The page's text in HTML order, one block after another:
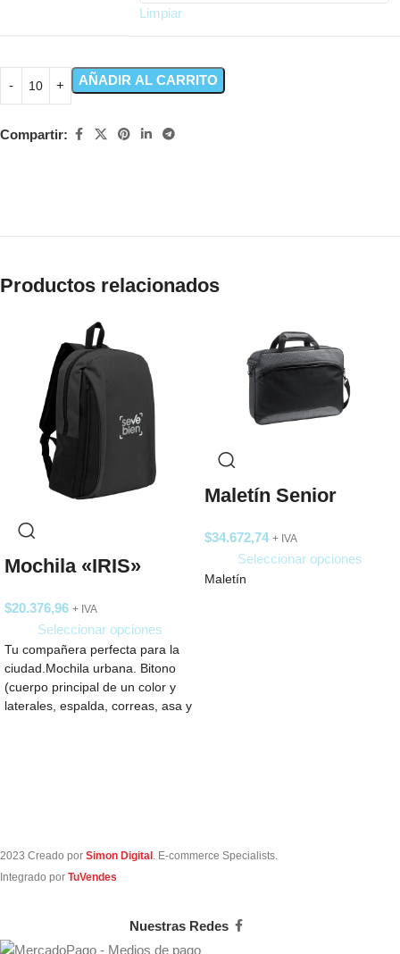
Limpiar
AÑADIR AL CARRITO
Compartir:
Productos relacionados
Mochila «IRIS»
$20.376,96 + IVA
Seleccionar opciones
Tu compañera perfecta para la
ciudad.Mochila urbana. Bitono
(cuerpo principal de un color y
laterales, espalda, correas, asa y
Maletín Senior
$34.672,74 + IVA
Seleccionar opciones
Maletín
2023 Creado por Simon Digital . E-commerce Specialists.
Integrado por TuVendes
Nuestras Redes